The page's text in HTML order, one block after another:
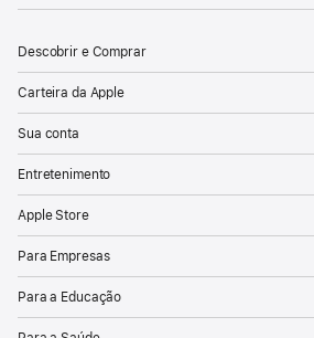
Descobrir e Comprar
Carteira da Apple
Sua conta
Entretenimento
Apple Store
Para Empresas
Para a Educação